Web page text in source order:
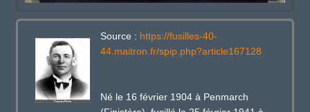
Source : https://fusilles-40-
44.maitron.fr/spip.php?article167128
Né le 16 février 1904 à Penmarch